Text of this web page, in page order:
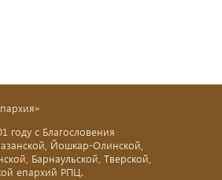
с Благословения
Йошкар-Олинской,
Барнаульской, Тверской,
епархий РПЦ.